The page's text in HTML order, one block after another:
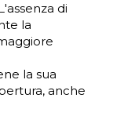
di
la
la sua
anche